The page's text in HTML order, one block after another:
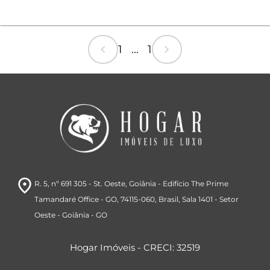
chevron_left 1 ... 1 chevron_right
room R. 5, nº 691 305 - St. Oeste, Goiânia - Edifício The Prime
Tamandaré Office - GO, 74115-060, Brasil, Sala 1401 - Setor
Oeste- Goiânia - GO
Hogar Imóveis - CRECI: 32519